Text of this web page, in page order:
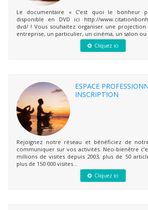
Le documentaire « C’est quoi le bonheur
disponible en DVD ici http://
dvd/ ! Vous souhaitez organiser une
entreprise, un particulier, un cinéma, un salon ou
Cliquez ici
ESPACE
INSCRIPTION
Rejoignez notre réseau et bénéficiez de
communiquer sur vos activités. Neo-bienêtre
millions de visites depuis 2003, plus de 50
plus de 150 000 visites...
Cliquez ici